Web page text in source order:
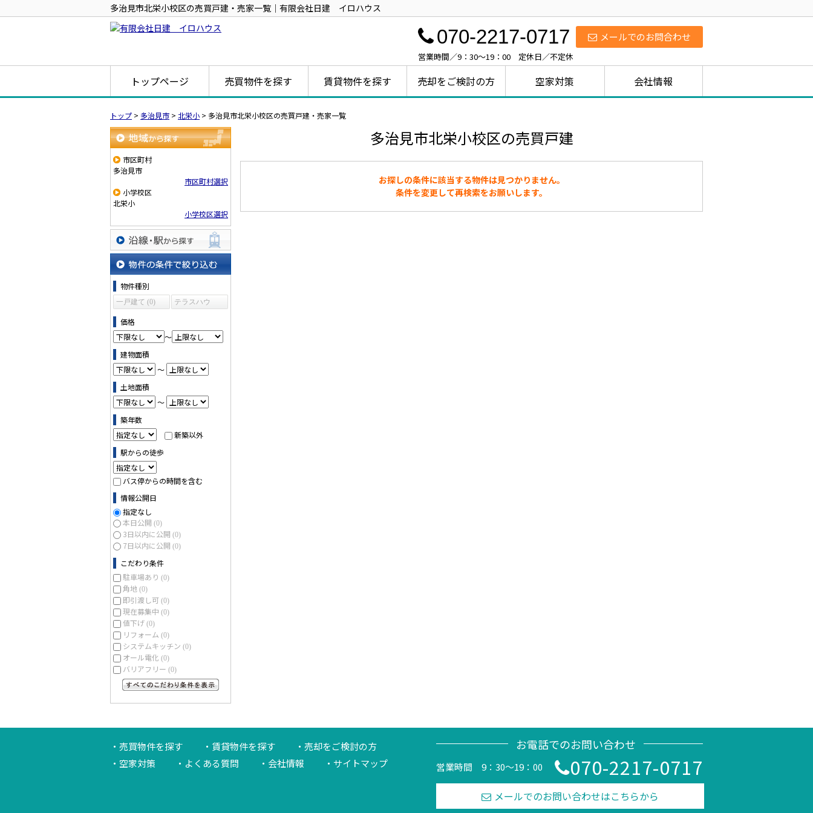
多治見市北栄小校区の売買戸建・売家一覧｜有限会社日建 イロハウス
メールでのお問合わせ
070-2217-0717
営業時間／9：30～19：00 定休日／不定休
トップページ 売買物件を探す 賃貸物件を探す 売却をご検討の方 空家対策 会社情報
トップ > 多治見市 > 北栄小 > 多治見市北栄小校区の売買戸建・売家一覧
地域から探す
市区町村
多治見市
市区町村選択
小学校区
北栄小
小学校区選択
沿線・駅から探す
物件の条件で絞り込む
物件種別
一戸建て (0)
テラスハウ
価格
～
建物面積
～
土地面積
～
築年数
新築以外
駅からの徒歩
バス停からの時間を含む
情報公開日
指定なし
本日公開 (0)
3日以内に公開 (0)
7日以内に公開 (0)
こだわり条件
駐車場あり (0)
角地 (0)
即引渡し可 (0)
現在募集中 (0)
値下げ (0)
リフォーム (0)
システムキッチン (0)
オール電化 (0)
バリアフリー (0)
多治見市北栄小校区の売買戸建
お探しの条件に該当する物件は見つかりません。
条件を変更して再検索をお願いします。
売買物件を探す 賃貸物件を探す
売却をご検討の方
空家対策
よくある質問 会社情報 サイトマップ
お電話でのお問い合わせ
営業時間 9：30～19：00 070-2217-0717
メールでのお問い合わせはこちらから